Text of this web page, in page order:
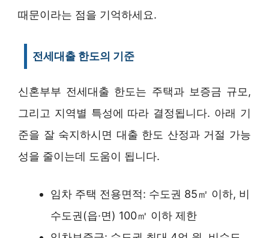
때문이라는 점을 기억하세요.
전세대출 한도의 기준
신혼부부 전세대출 한도는 주택과 보증금 규모,
그리고 지역별 특성에 따라 결정됩니다. 아래 기
준을 잘 숙지하시면 대출 한도 산정과 거절 가능
성을 줄이는데 도움이 됩니다.
임차 주택 전용면적: 수도권 85㎡ 이하, 비
수도권(읍·면) 100㎡ 이하 제한